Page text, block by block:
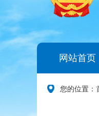
网站首页
您的位置：